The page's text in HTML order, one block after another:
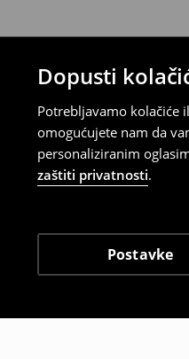
Dopusti
Potrebljavamo kolačiće
omogućujete nam da
personaliziranim
zaštiti privatnosti.
Postavke